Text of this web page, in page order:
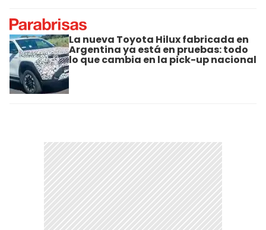
La nueva Toyota Hilux fabricada en
Argentina ya está en pruebas: todo
lo que cambia en la pick-up nacional